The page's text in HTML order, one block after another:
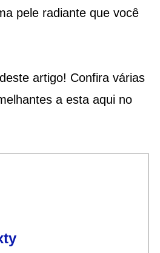
pele radiante que você
artigo! Confira várias
a esta aqui no